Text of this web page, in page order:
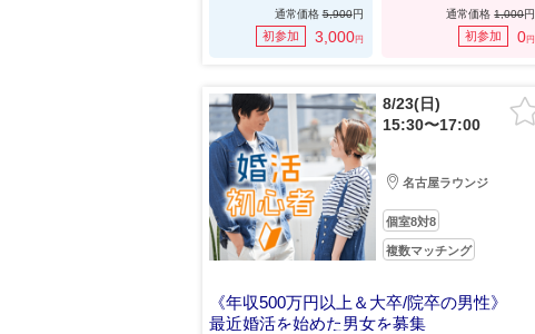
通常価格5,900円
初参加 3,000円
通常価格1,000円
初参加 0円
8/23(日)
15:30〜17:00
名古屋ラウンジ
個室8対8
複数マッチング
《年収500万円以上＆大卒/院卒の男性》
最近婚活を始めた男女を募集